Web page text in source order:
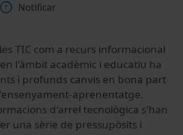
Notificar
TIC com a recurs informacional
l'àmbit acadèmic i educatiu ha
i profunds canvis en bona part
aprenentatge.
d'arrel tecnològica s'han
una sèrie de pressupòsits i